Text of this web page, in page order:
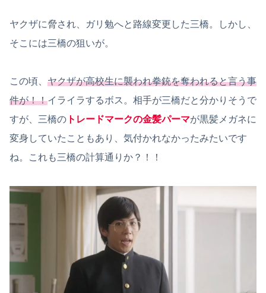
ヤクザに脅され、ガリ勉へと路線変更した三橋。しかし、
そこには三橋の狙いが。
この頃、 ヤクザが高校生に襲われ拳銃を奪われると言う事
件が！！イライラするボス。相手が三橋だと分かりそうで
すが、三橋の トレードマークの金髪パーマが黒髪メガネに
変身していたこともあり、気付かれなかったみたいです
ね。これも三橋の計算通りか？！！